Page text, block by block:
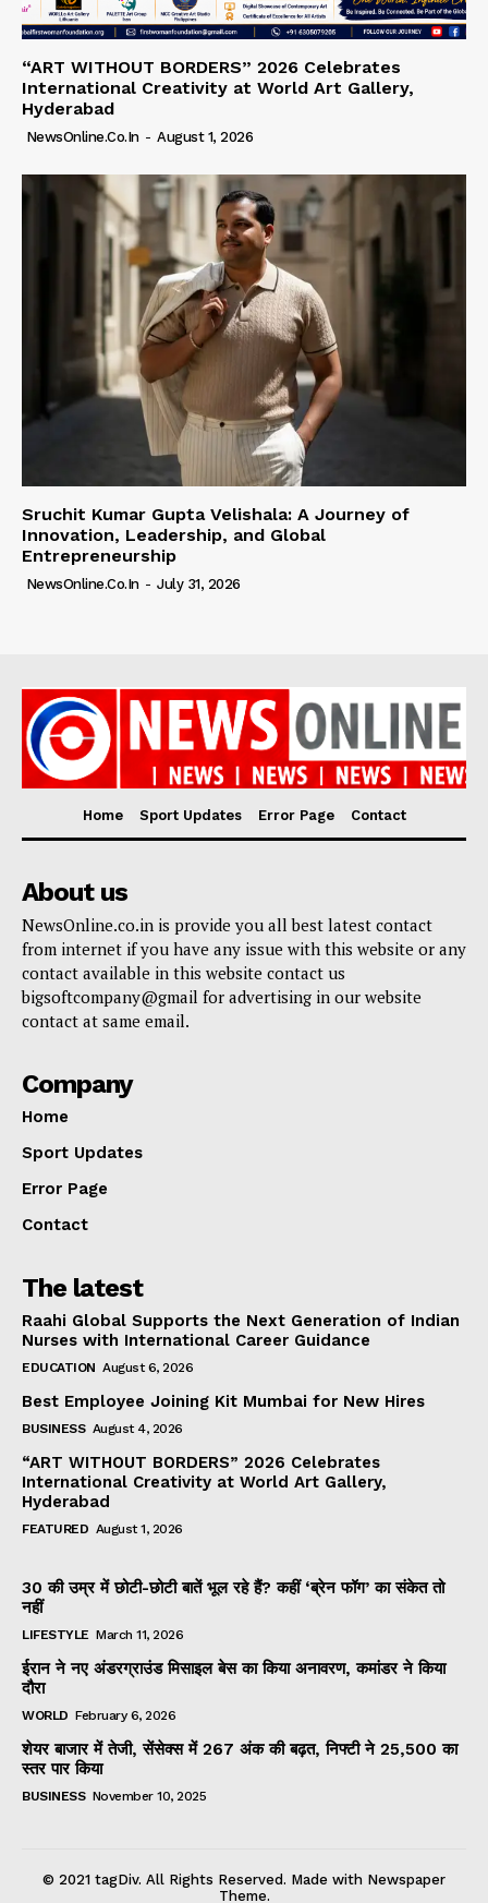
“ART WITHOUT BORDERS” 2026 Celebrates
International Creativity at World Art Gallery,
Hyderabad
NewsOnline.co.in - August 1, 2026
Sruchit Kumar Gupta Velishala: A Journey of
Innovation, Leadership, and Global
Entrepreneurship
NewsOnline.co.in - July 31, 2026
Home Sport Updates Error Page Contact
About us
NewsOnline.co.in is provide you all best latest contact
from internet if you have any issue with this website or any
contact available in this website contact us
bigsoftcompany@gmail for advertising in our website
contact at same email.
Company
Home
Sport Updates
Error Page
Contact
The latest
Raahi Global Supports the Next Generation of Indian
Nurses with International Career Guidance
EDUCATION August 6, 2026
Best Employee Joining Kit Mumbai for New Hires
BUSINESS August 4, 2026
“ART WITHOUT BORDERS” 2026 Celebrates
International Creativity at World Art Gallery,
Hyderabad
FEATURED August 1, 2026
30 की उम्र में छोटी-छोटी बातें भूल रहे हैं? कहीं ‘ब्रेन फॉग’ का संकेत तो
नहीं
LIFESTYLE March 11, 2026
ईरान ने नए अंडरग्राउंड मिसाइल बेस का किया अनावरण, कमांडर ने किया
दौरा
WORLD February 6, 2026
शेयर बाजार में तेजी, सेंसेक्स में 267 अंक की बढ़त, निफ्टी ने 25,500 का
स्तर पार किया
BUSINESS November 10, 2025
© 2021 tagDiv. All Rights Reserved. Made with Newspaper
Theme.